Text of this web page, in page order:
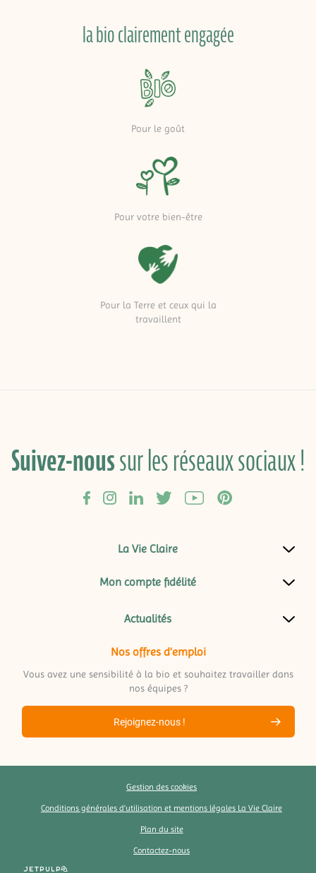
la bio clairement engagée
Pour le goût
Pour votre bien-être
Pour la Terre et ceux qui la
travaillent
Suivez-noussur les réseaux sociaux !
La Vie Claire
Mon compte fidélité
Actualités
Nos offres d'emploi
Vous avez une sensibilité à la bio et souhaitez travailler dans
nos équipes ?
Rejoignez-nous !
Gestion des cookies
Conditions générales d’utilisation et mentions légales La Vie Claire
Plan du site
Contactez-nous